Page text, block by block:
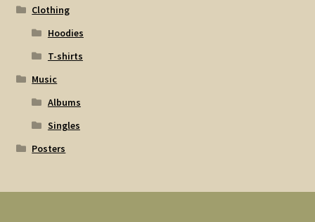
Clothing
Hoodies
T-shirts
Music
Albums
Singles
Posters